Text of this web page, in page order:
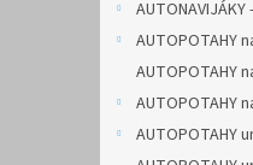
AUTOPOTAHY
AUTOPOTAHY
AUTOPOTAHY
AUTOPOTAHY